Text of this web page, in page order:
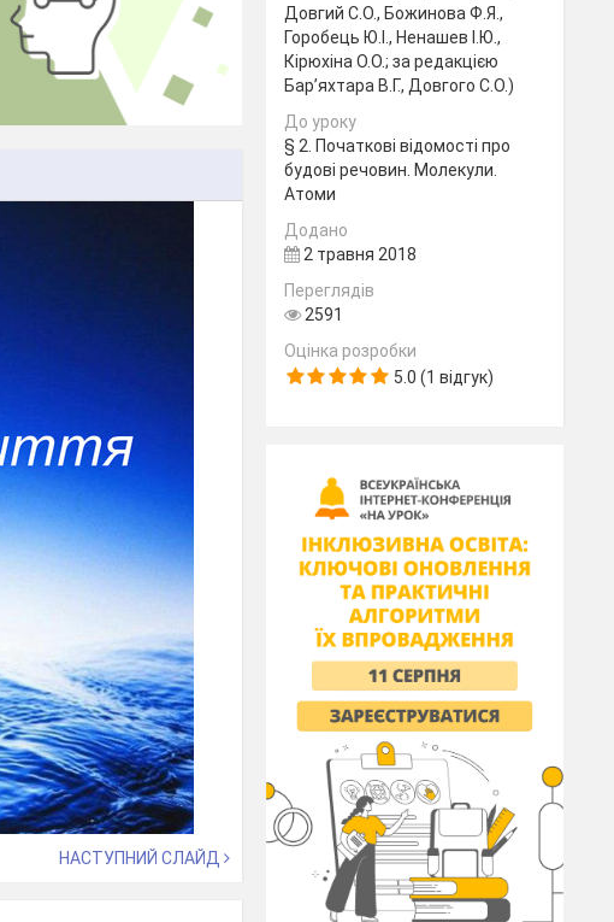
НАСТУПНИЙ СЛАЙД
Довгий С.О., Божинова Ф.Я.,
Горобець Ю.І., Ненашев І.Ю.,
Кірюхіна О.О.; за редакцією
Бар’яхтара В.Г., Довгого С.О.)
До уроку
§ 2. Початкові відомості про
будові речовин. Молекули.
Атоми
Додано
2 травня 2018
Переглядів
2591
Оцінка розробки
5.0 (1 відгук)